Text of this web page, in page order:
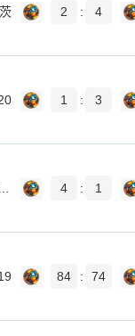
2 : 4
1 : 3
4 : 1
84 : 74